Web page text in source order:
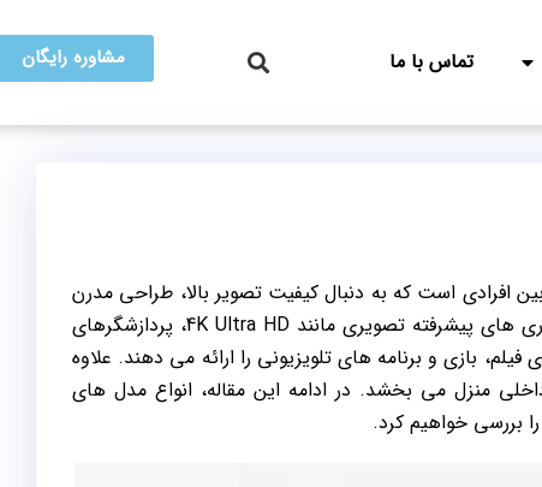
تماس با ما مشاوره رایگان
افرادی است که به دنبال کیفیت تصویر بالا، طراحی مدرن
و امکانات پیشرفته هستند. این تلویزیون‌ ها با بهره‌گیری از فناوری‌ های پیشرفته تصویری مانند 4K Ultra HD، پردازشگرهای
بازی و برنامه‌ های تلویزیونی را ارائه می‌ دهند. علاوه
منزل می‌ بخشد. در ادامه این مقاله، انواع مدل‌ های